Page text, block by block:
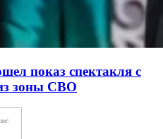
показ спектакля с
зоны СВО